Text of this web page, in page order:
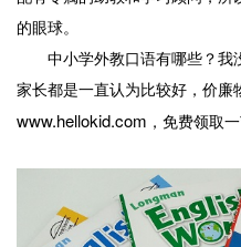
的眼球。
中小学外教口语有哪些？我
家长都是一直认为比较好，价
www.hellokid.com ，免费领取